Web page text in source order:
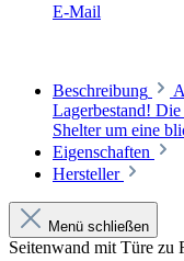
E-Mail
Beschreibung
Lagerbestand!
Shelter um eine
Eigenschaften
Hersteller
Menü schließen
Seitenwand mit Türe